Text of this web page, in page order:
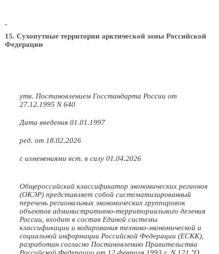
-
15. Сухопутные территории арктической зоны Российской
Федерации
утв. Постановлением Госстандарта России от
27.12.1995 N 640
Дата введения 01.01.1997
ред. от 18.02.2026
с изменениями вст. в силу 01.04.2026
Общероссийский классификатор экономических регионов
(ОКЭР) представляет собой систематизированный
перечень региональных экономических группировок
объектов административно-территориального деления
России, входит в состав Единой системы
классификации и кодирования технико-экономической и
социальной информации Российской Федерации (ЕСКК),
разработан согласно Постановлению Правительства
Российской Федерации от 12 февраля 1993 г. N 121 "О